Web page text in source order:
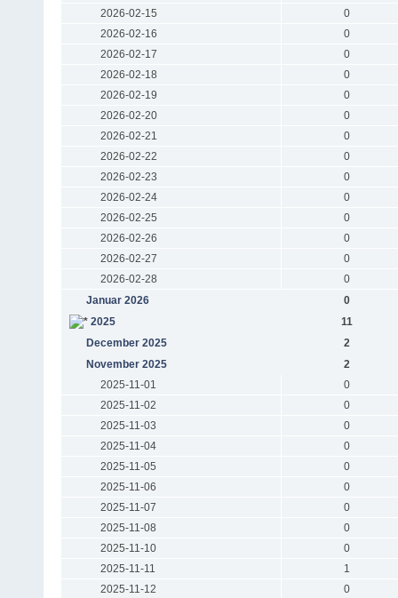
2026-02-15
0
2026-02-16
0
2026-02-17
0
2026-02-18
0
2026-02-19
0
2026-02-20
0
2026-02-21
0
2026-02-22
0
2026-02-23
0
2026-02-24
0
2026-02-25
0
2026-02-26
0
2026-02-27
0
2026-02-28
0
Januar 2026
0
2025
11
December 2025
2
November 2025
2
2025-11-01
0
2025-11-02
0
2025-11-03
0
2025-11-04
0
2025-11-05
0
2025-11-06
0
2025-11-07
0
2025-11-08
0
2025-11-10
0
2025-11-11
1
2025-11-12
0